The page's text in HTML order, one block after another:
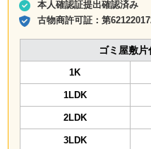
本人確認証提出確認済み
古物商許可証：第
ゴミ屋敷
1K
1LDK
2LDK
3LDK